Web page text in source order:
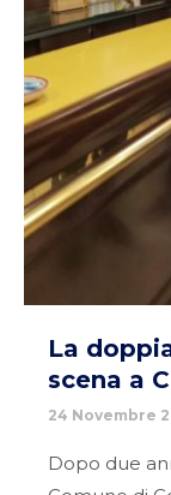
La
scena a
24 Novembre
Dopo due